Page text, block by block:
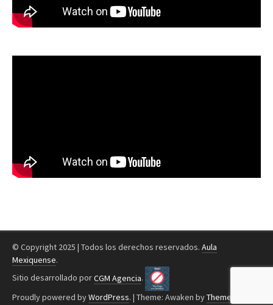
© Copyright 2025 | Todos los derechos reservados. Aula
Mexiquense.
Sitio desarrollado porCGM Agencia.
Proudly powered byWordPress. | Theme: Awaken byThemezHut